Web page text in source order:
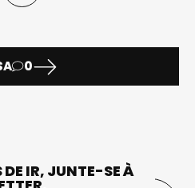
0
DE IR, JUNTE-SE À